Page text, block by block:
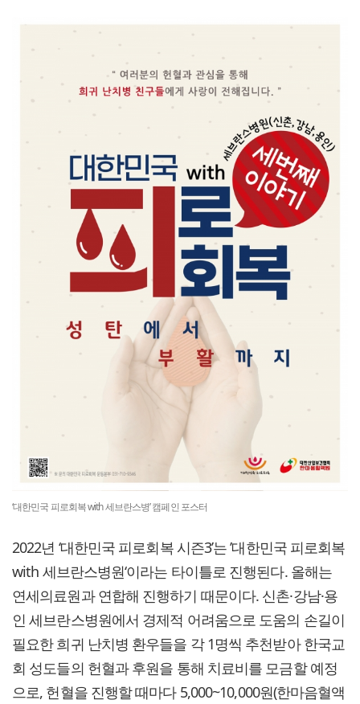
‘대한민국 피로회복 with 세브란스병’ 캠페인 포스터
2022년 ‘대한민국 피로회복 시즌3’는 ’대한민국 피로회복
with 세브란스병원‘이라는 타이틀로 진행된다. 올해는
연세의료원과 연합해 진행하기 때문이다. 신촌·강남·용
인 세브란스병원에서 경제적 어려움으로 도움의 손길이
필요한 희귀 난치병 환우들을 각 1명씩 추천받아 한국교
회 성도들의 헌혈과 후원을 통해 치료비를 모금할 예정
으로, 헌혈을 진행할 때마다 5,000~10,000원(한마음혈액